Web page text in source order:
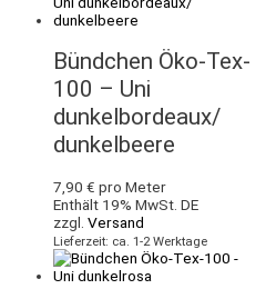
Bündchen Öko-Tex-
100 – Uni
dunkelbordeaux/
dunkelbeere
7,90 € pro Meter
Enthält 19% MwSt. DE
zzgl. Versand
Lieferzeit: ca. 1-2 Werktage